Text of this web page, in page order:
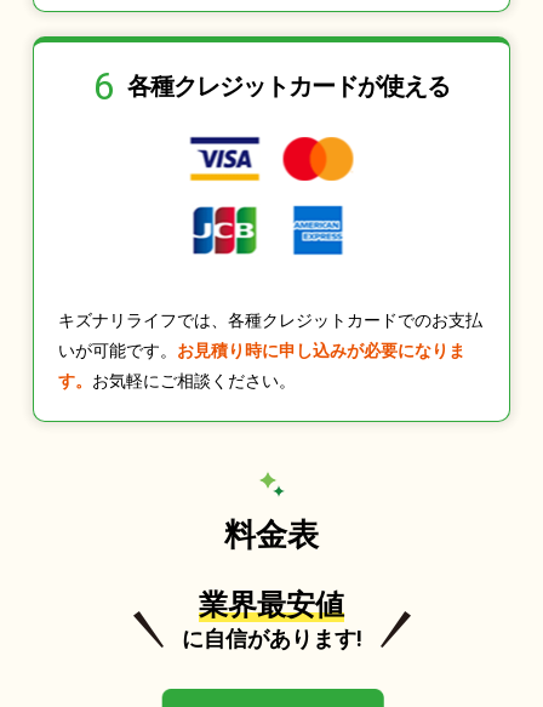
6 各種クレジットカードが使える
キズナリライフでは、各種クレジットカードでのお支払
いが可能です。 お見積り時に申し込みが必要になりま
す。 お気軽にご相談ください。
料金表
業界最安値
に自信があります!